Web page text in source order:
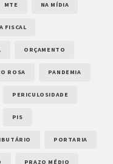
MTE NA MÍDIA
FISCAL
ORÇAMENTO
ROSA PANDEMIA
PERICULOSIDADE
PIS
PORTARIA
PRAZO MÉDIO